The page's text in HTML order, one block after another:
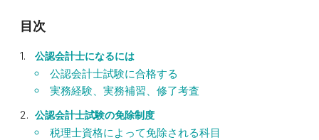
公認会計士になるには
公認会計士試験に合格する
実務経験、実務補習、修了考査
公認会計士試験の免除制度
税理士資格によって免除される科目